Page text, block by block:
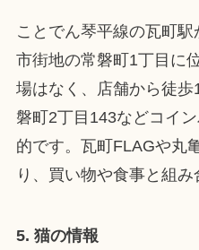
ことでん琴平線の瓦町
市街地の常磐町1丁目に
場はなく、店舗から徒
磐町2丁目143などコイ
的です。瓦町FLAGや丸
り、買い物や食事と組み
5. 猫の情報